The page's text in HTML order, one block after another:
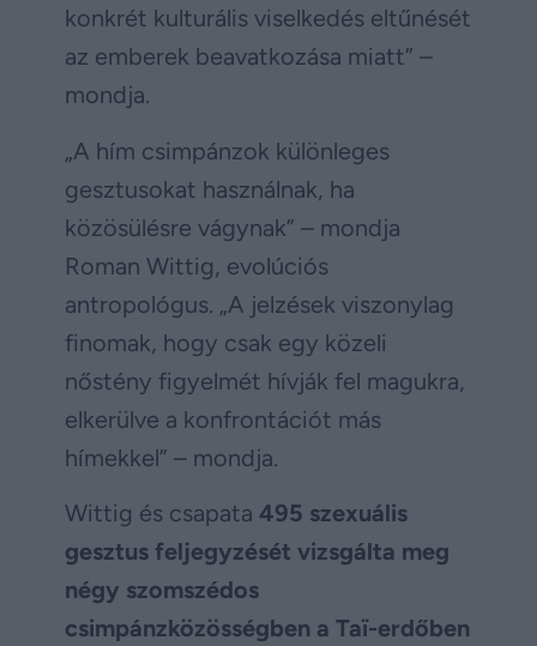
konkrét kulturális viselkedés eltűnését
az emberek beavatkozása miatt” –
mondja.
„A hím csimpánzok különleges
gesztusokat használnak, ha
közösülésre vágynak” – mondja
Roman Wittig, evolúciós
antropológus. „A jelzések viszonylag
finomak, hogy csak egy közeli
nőstény figyelmét hívják fel magukra,
elkerülve a konfrontációt más
hímekkel” – mondja.
Wittig és csapata 495 szexuális
gesztus feljegyzését vizsgálta meg
négy szomszédos
csimpánzközösségben a Taï-erdőben